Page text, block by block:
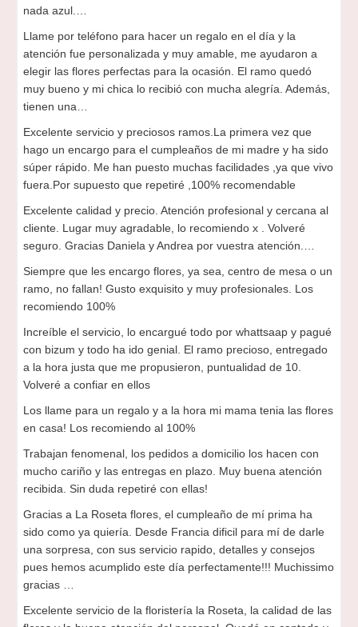
nada azul.…
Llame por teléfono para hacer un regalo en el día y la
atención fue personalizada y muy amable, me ayudaron a
elegir las flores perfectas para la ocasión. El ramo quedó
muy bueno y mi chica lo recibió con mucha alegría. Además,
tienen una…
Excelente servicio y preciosos ramos.La primera vez que
hago un encargo para el cumpleaños de mi madre y ha sido
súper rápido. Me han puesto muchas facilidades ,ya que vivo
fuera.Por supuesto que repetiré ,100% recomendable
Excelente calidad y precio. Atención profesional y cercana al
cliente. Lugar muy agradable, lo recomiendo x . Volveré
seguro. Gracias Daniela y Andrea por vuestra atención.…
Siempre que les encargo flores, ya sea, centro de mesa o un
ramo, no fallan! Gusto exquisito y muy profesionales. Los
recomiendo 100%
Increíble el servicio, lo encargué todo por whattsaap y pagué
con bizum y todo ha ido genial. El ramo precioso, entregado
a la hora justa que me propusieron, puntualidad de 10.
Volveré a confiar en ellos
Los llame para un regalo y a la hora mi mama tenia las flores
en casa! Los recomiendo al 100%
Trabajan fenomenal, los pedidos a domicilio los hacen con
mucho cariño y las entregas en plazo. Muy buena atención
recibida. Sin duda repetiré con ellas!
Gracias a La Roseta flores, el cumpleaño de mí prima ha
sido como ya quiería. Desde Francia dificil para mí de darle
una sorpresa, con sus servicio rapido, detalles y consejos
pues hemos acumplido este día perfectamente!!! Muchissimo
gracias …
Excelente servicio de la floristería la Roseta, la calidad de las